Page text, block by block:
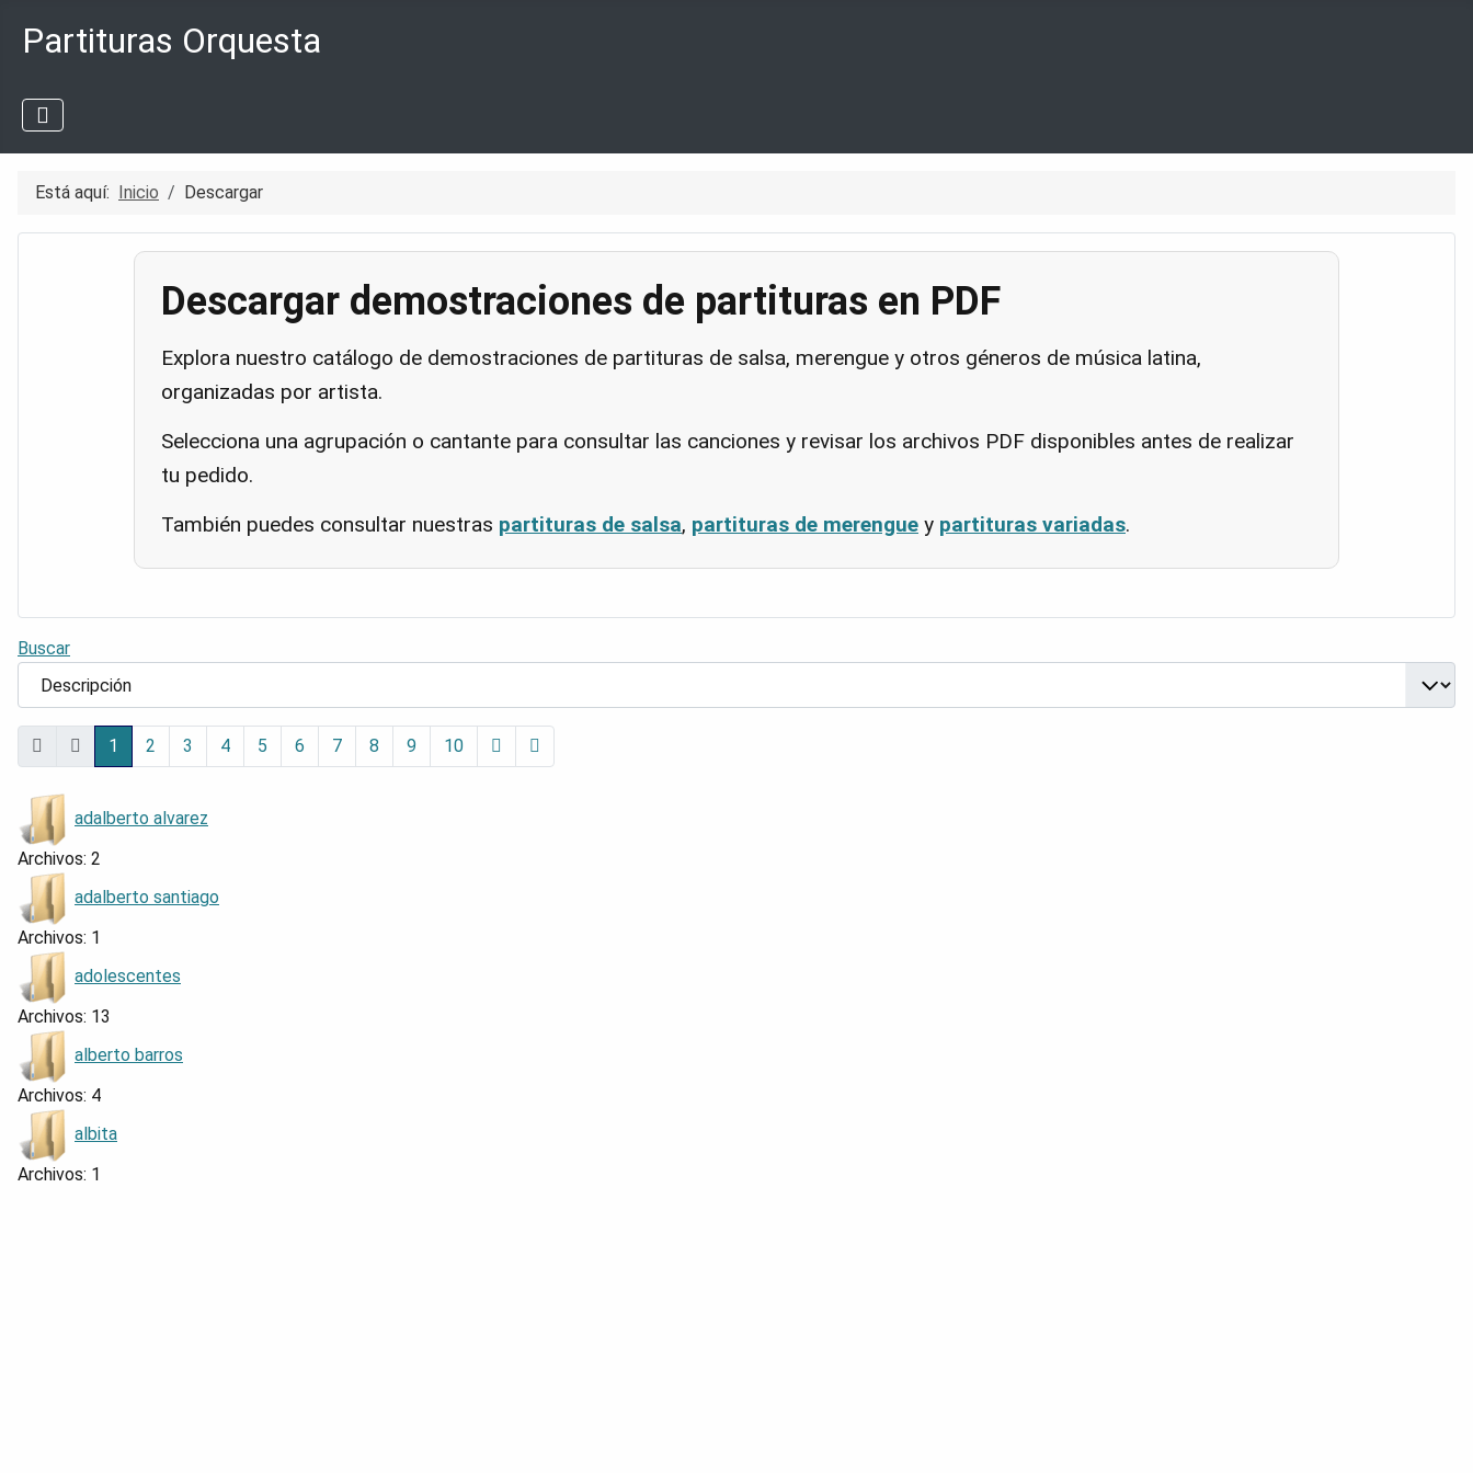
Partituras Orquesta
Está aquí: Inicio Descargar
Descargar demostraciones de partituras en PDF
Explora nuestro catálogo de demostraciones de partituras de salsa, merengue y otros géneros de música latina,
organizadas por artista.
Selecciona una agrupación o cantante para consultar las canciones y revisar los archivos PDF disponibles antes de realizar
tu pedido.
También puedes consultar nuestras partituras de salsa, partituras de merengue y partituras variadas.
Buscar
1 2 3 4 5 6 7 8 9 10
adalberto alvarez
Archivos: 2
adalberto santiago
Archivos: 1
adolescentes
Archivos: 13
alberto barros
Archivos: 4
albita
Archivos: 1